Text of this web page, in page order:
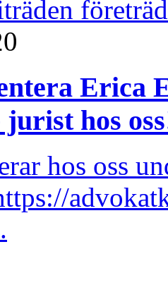
Erica
hos
hos oss